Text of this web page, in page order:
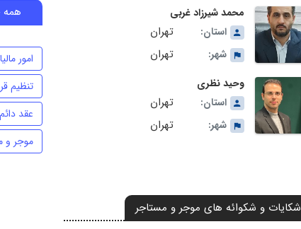
محمد شیرزاد غربی
استان:
تهران
شهر: تهران
وحید نظری
استان:
تهران
شهر: تهران
شکایات و شکوائه های موجر و مستاجر
همه
امور
تنظیم
عقد دائم
موجر و